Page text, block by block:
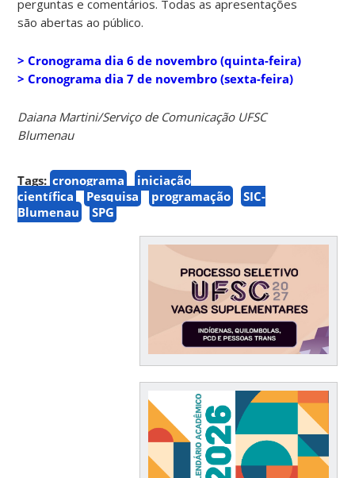
perguntas e comentários. Todas as apresentações
são abertas ao público.
> Cronograma dia 6 de novembro (quinta-feira)
> Cronograma dia 7 de novembro (sexta-feira)
Daiana Martini/Serviço de Comunicação UFSC
Blumenau
Tags: cronograma
iniciação
científica
Pesquisa programação
SIC-
Blumenau
SPG